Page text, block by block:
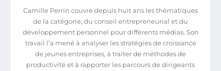
Camille Perrin couvre depuis huit ans les thématiques
de la catégorie, du conseil entrepreneurial et du
développement personnel pour différents médias. Son
travail l’a mené à analyser les stratégies de croissance
de jeunes entreprises, à traiter de méthodes de
productivité et à rapporter les parcours de dirigeants